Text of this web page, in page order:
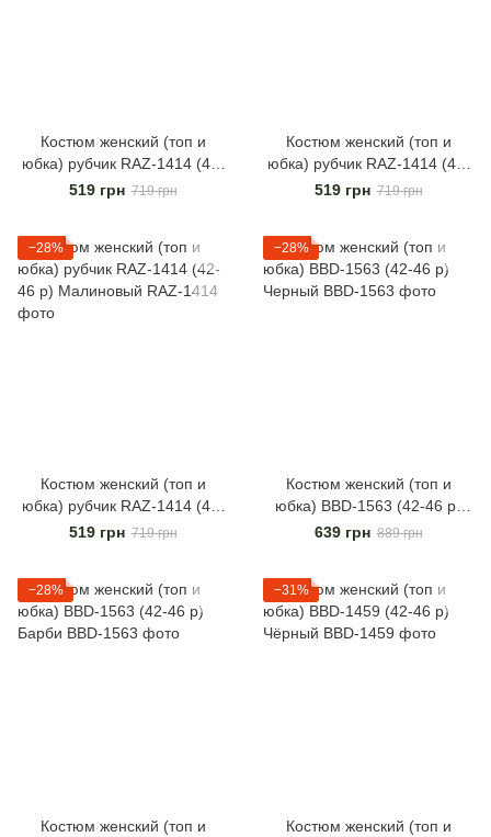
Костюм женский (топ и
юбка) рубчик RAZ-1414 (42-
46 р) Синий
519 грн 719 грн
Костюм женский (топ и
юбка) рубчик RAZ-1414 (42-
46 р) Оранжевый
519 грн 719 грн
−28%
Костюм женский (топ и
юбка) рубчик RAZ-1414 (42-
46 р) Малиновый
519 грн 719 грн
−28%
Костюм женский (топ и
юбка) BBD-1563 (42-46 р)
Черный
639 грн 889 грн
−28%
Костюм женский (топ и
−31%
Костюм женский (топ и